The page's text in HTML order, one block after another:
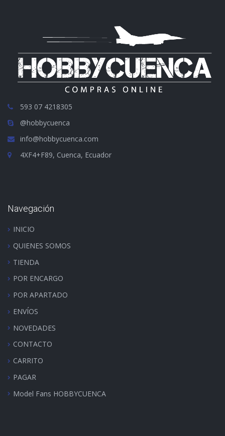
593 07 4218305
@hobbycuenca
info@hobbycuenca.com
4XF4+F89, Cuenca, Ecuador
Navegación
INICIO
QUIENES SOMOS
TIENDA
POR ENCARGO
POR APARTADO
ENVÍOS
NOVEDADES
CONTACTO
CARRITO
PAGAR
Model Fans HOBBYCUENCA